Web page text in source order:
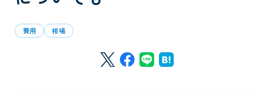
費用 相場